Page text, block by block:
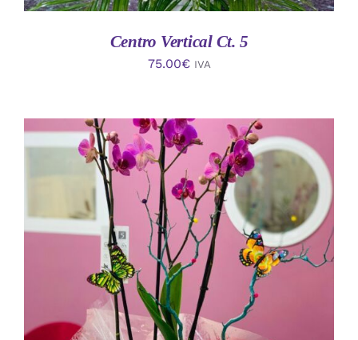
Centro Vertical Ct. 5
75.00€ IVA
AÑADIR AL CARRITO
DETALLES